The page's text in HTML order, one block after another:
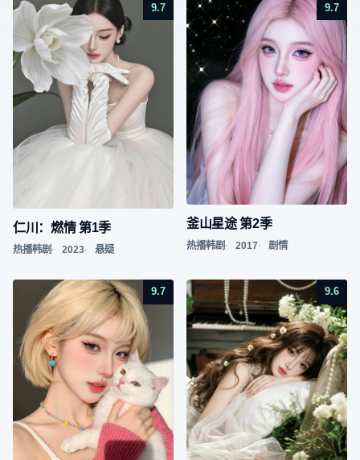
9.7
仁川：燃情 第1季
热播韩剧 2023 悬疑
9.7
釜山星途 第2季
热播韩剧 2017 剧情
9.7 9.6